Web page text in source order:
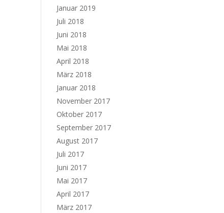
Januar 2019
Juli 2018
Juni 2018
Mai 2018
April 2018
März 2018
Januar 2018
November 2017
Oktober 2017
September 2017
August 2017
Juli 2017
Juni 2017
Mai 2017
April 2017
März 2017